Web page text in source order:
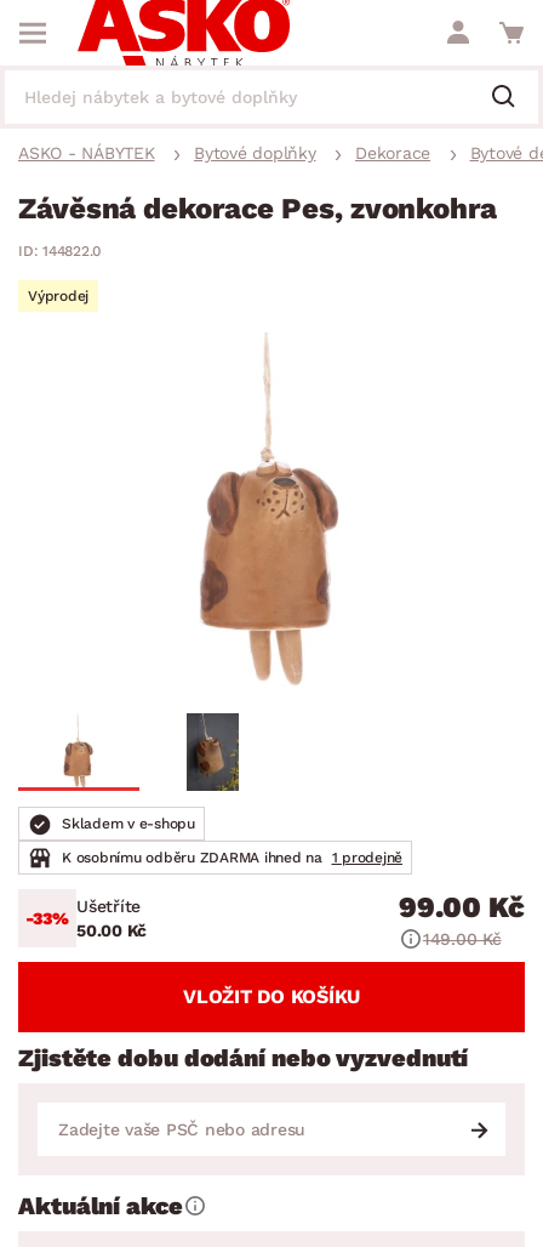
ASKO - NÁBYTEK Bytové doplňky Dekorace Bytové
Závěsná dekorace Pes, zvonkohra
ID: 144822.0
Výprodej
Skladem v e-shopu
K osobnímu odběru ZDARMA ihned na
1 prodejně
-33%
Ušetříte
50.00 Kč
99.00 Kč
149.00 Kč
VLOŽIT DO KOŠÍKU
Zjistěte dobu dodání nebo vyzvednutí
Aktuální akce